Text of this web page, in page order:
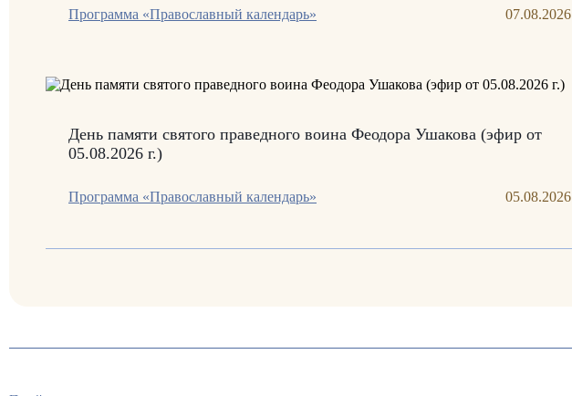
Программа «Православный календарь» 07.08.2026
День памяти святого праведного воина Феодора Ушакова (эфир от
05.08.2026 г.)
Программа «Православный календарь» 05.08.2026